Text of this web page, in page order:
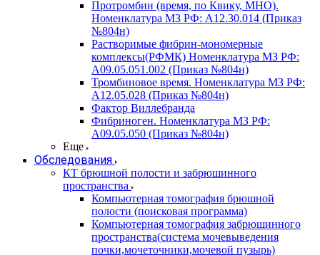
Протромбин (время, по Квику, МНО).
Номенклатура МЗ РФ: A12.30.014 (Приказ
№804н)
Растворимые фибрин-мономерные
комплексы(РФМК) Номенклатура МЗ РФ:
A09.05.051.002 (Приказ №804н)
Тромбиновое время. Номенклатура МЗ РФ:
A12.05.028 (Приказ №804н)
Фактор Виллебранда
Фибриноген. Номенклатура МЗ РФ:
A09.05.050 (Приказ №804н)
Еще
Обследования
КТ брюшной полости и забрюшинного
пространства
Компьютерная томография брюшной
полости (поисковая программа)
Компьютерная томография забрюшинного
пространства(система мочевыведения
почки,мочеточники,мочевой пузырь)